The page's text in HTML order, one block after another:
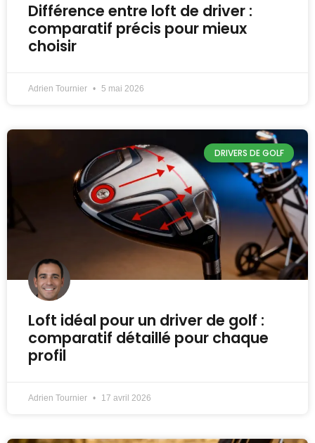
Différence entre loft de driver :
comparatif précis pour mieux
choisir
Adrien Tournier 5 mai 2026
DRIVERS DE GOLF
Loft idéal pour un driver de golf :
comparatif détaillé pour chaque
profil
Adrien Tournier 17 avril 2026